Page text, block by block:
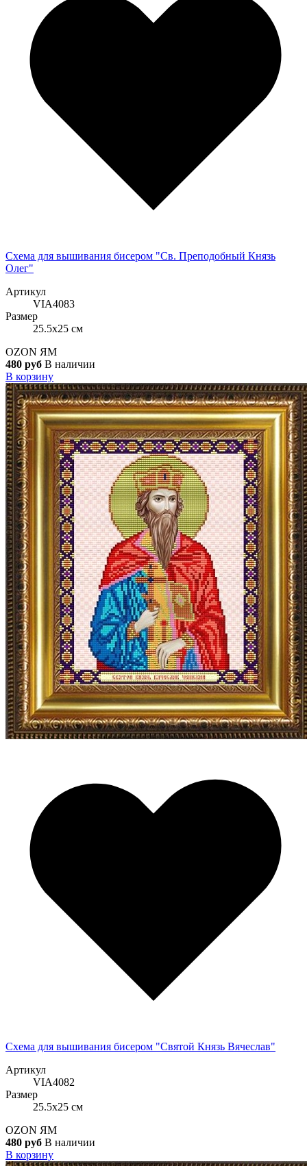
Схема для вышивания бисером "Св. Преподобный Князь
Олег"
Артикул
VIA4083
Размер
25.5x25 см
OZON ЯМ
480 руб В наличии
В корзину
Схема для вышивания бисером "Святой Князь Вячеслав"
Артикул
VIA4082
Размер
25.5x25 см
OZON ЯМ
480 руб В наличии
В корзину